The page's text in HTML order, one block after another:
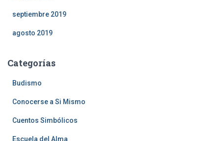
septiembre 2019
agosto 2019
Categorías
Budismo
Conocerse a Si Mismo
Cuentos Simbólicos
Escuela del Alma